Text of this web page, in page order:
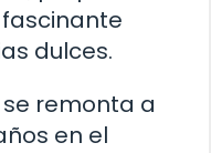
dulces.
remonta a
en el